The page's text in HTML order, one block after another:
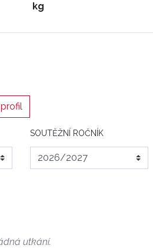
kg
SOUTĚŽNÍ ROČNÍK
utkání.